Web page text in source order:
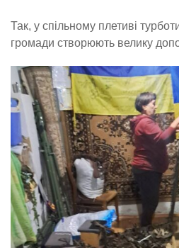
Так, у спільному плетиві
громади створюють велику